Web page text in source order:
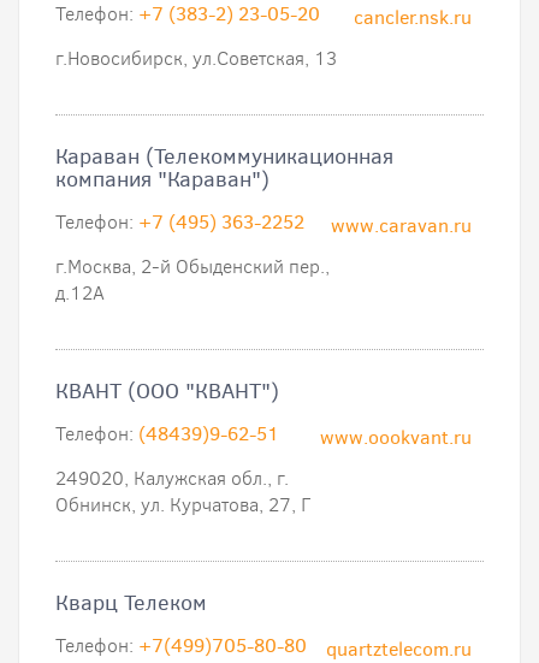
cancler.nsk.ru
Телефон: +7 (383-2) 23-05-20
г.Новосибирск, ул.Советская, 13
Караван (Телекоммуникационная
компания "Караван")
www.caravan.ru
Телефон: +7 (495) 363-2252
г.Москва, 2-й Обыденский пер.,
д.12А
КВАНТ (ООО "КВАНТ")
www.oookvant.ru
Телефон: (48439)9-62-51
249020, Калужская обл., г.
Обнинск, ул. Курчатова, 27, Г
Кварц Телеком
quartztelecom.ru
Телефон: +7(499)705-80-80